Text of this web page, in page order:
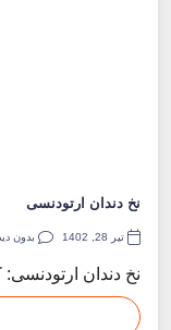
نخ دندان ارتودنسی
تیر 28, 1402 بدون
نخ دندان ارتودنسی: